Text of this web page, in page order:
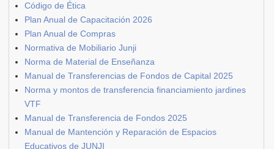
Código de Ética
Plan Anual de Capacitación 2026
Plan Anual de Compras
Normativa de Mobiliario Junji
Norma de Material de Enseñanza
Manual de Transferencias de Fondos de Capital 2025
Norma y montos de transferencia financiamiento jardines
VTF
Manual de Transferencia de Fondos 2025
Manual de Mantención y Reparación de Espacios
Educativos de JUNJI